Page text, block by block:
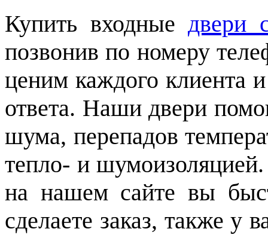
Купить входные двери
позвонив по номеру
ценим каждого клиента
ответа. Наши двери
шума, перепадов
тепло- и
на нашем сайте вы
сделаете заказ, также у